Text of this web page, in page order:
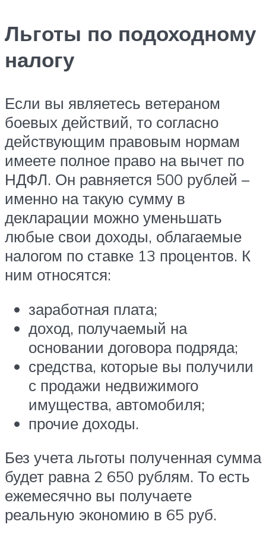
Льготы по подоходному
налогу
Если вы являетесь ветераном
боевых действий, то согласно
действующим правовым нормам
имеете полное право на вычет по
НДФЛ. Он равняется 500 рублей –
именно на такую сумму в
декларации можно уменьшать
любые свои доходы, облагаемые
налогом по ставке 13 процентов. К
ним относятся:
заработная плата;
доход, получаемый на
основании договора подряда;
средства, которые вы получили
с продажи недвижимого
имущества, автомобиля;
прочие доходы.
Без учета льготы полученная сумма
будет равна 2 650 рублям. То есть
ежемесячно вы получаете
реальную экономию в 65 руб.